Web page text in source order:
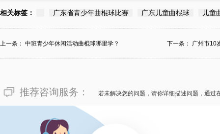
相关标签： 广东省青少年曲棍球比赛 广东儿童曲棍球 儿童
上一条： 中班青少年休闲活动曲棍球哪里学？ 下一条： 广州市10
推荐咨询服务： 若未解决您的问题，请你详细描述问题，通过